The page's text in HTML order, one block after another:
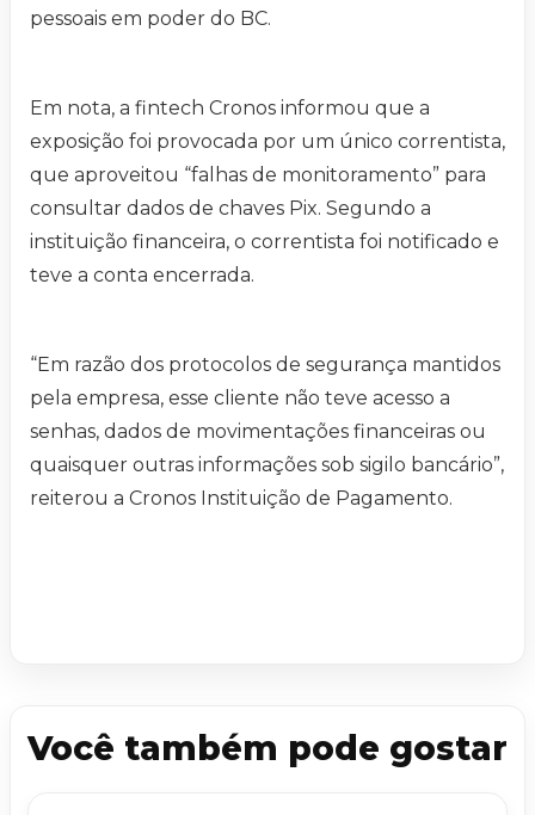
pessoais em poder do BC.
Em nota, a fintech Cronos informou que a
exposição foi provocada por um único correntista,
que aproveitou “falhas de monitoramento” para
consultar dados de chaves Pix. Segundo a
instituição financeira, o correntista foi notificado e
teve a conta encerrada.
“Em razão dos protocolos de segurança mantidos
pela empresa, esse cliente não teve acesso a
senhas, dados de movimentações financeiras ou
quaisquer outras informações sob sigilo bancário”,
reiterou a Cronos Instituição de Pagamento.
Você também pode gostar